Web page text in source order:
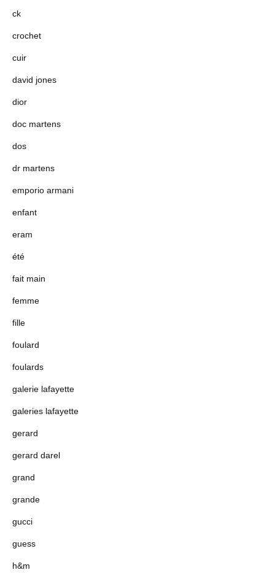
ck
crochet
cuir
david jones
dior
doc martens
dos
dr martens
emporio armani
enfant
eram
été
fait main
femme
fille
foulard
foulards
galerie lafayette
galeries lafayette
gerard
gerard darel
grand
grande
gucci
guess
h&m